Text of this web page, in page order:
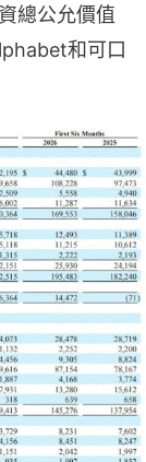
總公允價值
和可口